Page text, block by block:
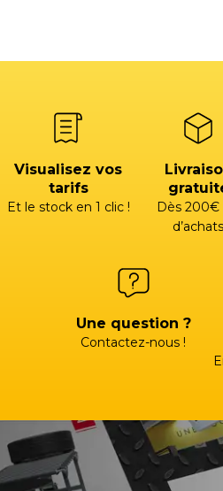
Visualisez vos
tarifs
Et le stock en 1 clic !
Dès 200€
d’achats
Une question ?
Contactez-nous !